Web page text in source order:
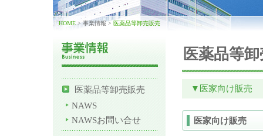
HOME > 事業情報> 医薬品等卸売販売
医薬品等
▼医家向け販売
医家向け販売
医薬品等卸売販売
NAWS
NAWSお問い合せ